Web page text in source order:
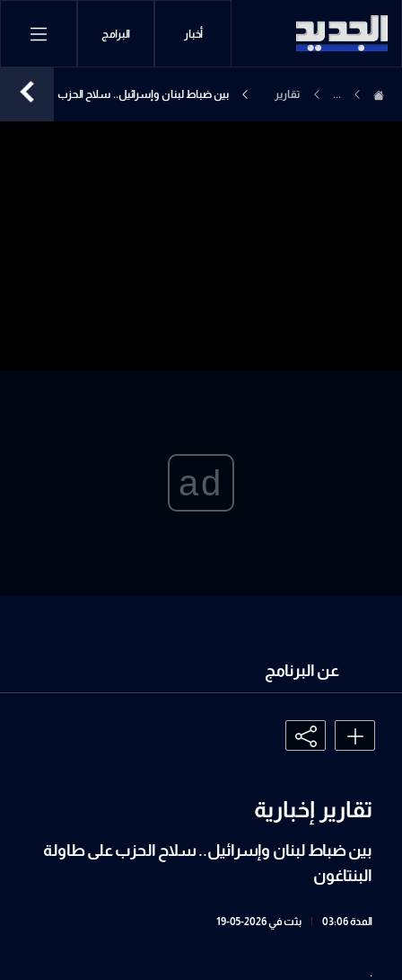
أخبار البرامج
...
تقارير
بين ضباط لبنان وإسرائيل.. سلاح الحزب
ad
عن البرنامج
تقارير إخبارية
بين ضباط لبنان وإسرائيل.. سلاح الحزب على طاولة
البنتاغون
المدة 03:06 بثت في 2026-05-19
.